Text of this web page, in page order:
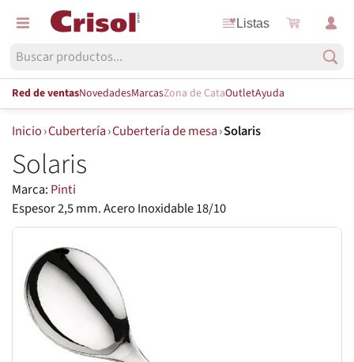
Listas
Red de ventasNovedadesMarcasZona de CataOutletAyuda
Inicio›Cubertería›Cubertería de mesa›Solaris
Solaris
Marca: Pinti
Espesor 2,5 mm. Acero Inoxidable 18/10